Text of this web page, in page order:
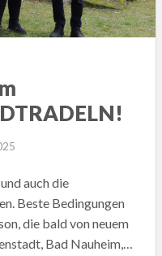
auch die
Beste Bedingungen
die bald von neuem
Bad Nauheim,…